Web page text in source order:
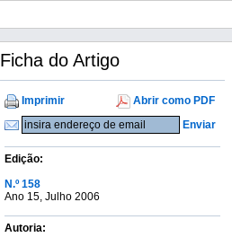
Ficha do Artigo
Imprimir
Abrir como PDF
Enviar
Edição:
N.º 158
Ano 15, Julho 2006
Autoria: